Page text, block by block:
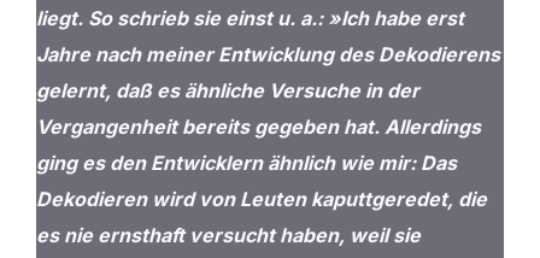
liegt. So schrieb sie einst u. a.: »Ich habe erst
Jahre nach meiner Entwicklung des Dekodierens
gelernt, daß es ähnliche Versuche in der
Vergangenheit bereits gegeben hat. Allerdings
ging es den Entwicklern ähnlich wie mir: Das
Dekodieren wird von Leuten kaputtgeredet, die
es nie ernsthaft versucht haben, weil sie